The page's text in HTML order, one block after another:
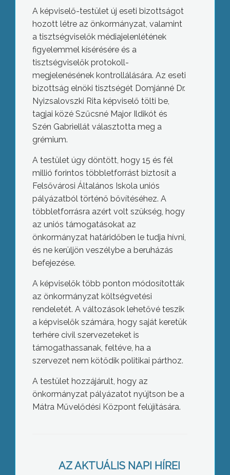
A képviselő-testület új eseti bizottságot
hozott létre az önkormányzat, valamint
a tisztségviselők médiajelenlétének
figyelemmel kísérésére és a
tisztségviselők protokoll-
megjelenésének kontrollálására. Az eseti
bizottság elnöki tisztségét Domjánné Dr.
Nyizsalovszki Rita képviselő tölti be,
tagjai közé Szűcsné Major Ildikót és
Szén Gabriellát választotta meg a
grémium.
A testület úgy döntött, hogy 15 és fél
millió forintos többletforrást biztosít a
Felsővárosi Általános Iskola uniós
pályázatból történő bővítéséhez. A
többletforrásra azért volt szükség, hogy
az uniós támogatásokat az
önkormányzat határidőben le tudja hívni,
és ne kerüljön veszélybe a beruházás
befejezése.
A képviselők több ponton módosították
az önkormányzat költségvetési
rendeletét. A változások lehetővé teszik
a képviselők számára, hogy saját keretük
terhére civil szervezeteket is
támogathassanak, feltéve, ha a
szervezet nem kötődik politikai párthoz.
A testület hozzájárult, hogy az
önkormányzat pályázatot nyújtson be a
Mátra Művelődési Központ felújítására.
AZ AKTUÁLIS NAPI HÍREI
Rákkeltő?